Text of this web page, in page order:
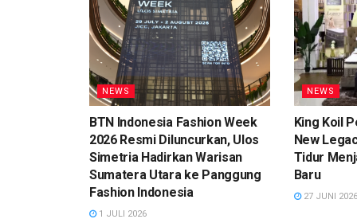
NEWS
BTN Indonesia Fashion Week
2026 Resmi Diluncurkan, Ulos
Simetria Hadirkan Warisan
Sumatera Utara ke Panggung
Fashion Indonesia
1 JULI 2026
NEWS
King Koil
New
Tidur
Baru
27 JUNI 2026